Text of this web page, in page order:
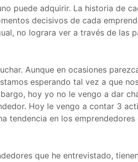
puede adquirir. La historia de
decisivos de cada
no lograra ver a través de las
Aunque en ocasiones
esperando tal vez a que
hoy yo no le vengo a dar
Hoy le vengo a contar 3
tendencia en los
que he entrevistado,